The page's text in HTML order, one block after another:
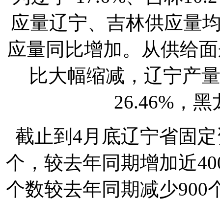
应量辽宁、吉林供应量
应量同比增加。从供给
比大幅缩减，辽宁产
26.46%，黑
截止到4月底辽宁省固
个，较去年同期增加近
个数较去年同期减少900